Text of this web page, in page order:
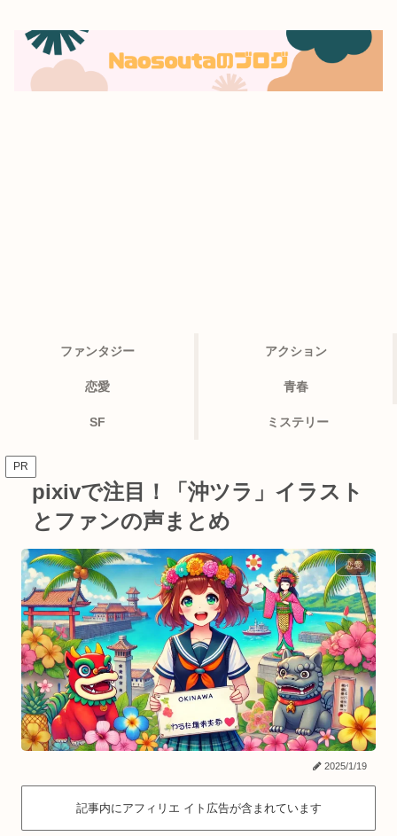
ファンタジー アクション
恋愛 青春
SF ミステリー
PR
pixivで注目！「沖ツラ」イラスト
とファンの声まとめ
恋愛
2025/1/19
記事内にアフィリエ イト広告が含まれています